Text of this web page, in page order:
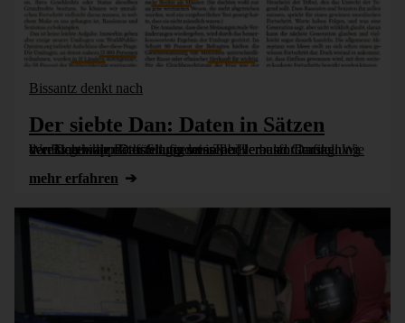
Bissantz denkt nach
Der siebte Dan: Daten in Sätzen
Wer sich in der Darstellung von Tabellen und Grafiken bereits gewappnet fühlt, findet in der verbalen Darstellung von Daten die nächste angemessene Herausforderung. Wie der Bioethiker Peter Singer seine [...]
mehr erfahren